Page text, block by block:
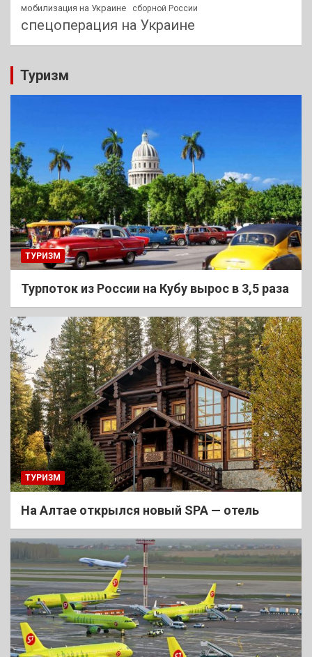
мобилизация на Украине сборной России
спецоперация на Украине
Туризм
ТУРИЗМ
Турпоток из России на Кубу вырос в 3,5 раза
ТУРИЗМ
На Алтае открылся новый SPA — отель